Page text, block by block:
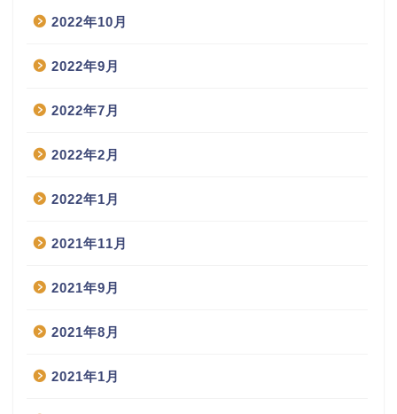
2022年10月
2022年9月
2022年7月
2022年2月
2022年1月
2021年11月
2021年9月
2021年8月
2021年1月